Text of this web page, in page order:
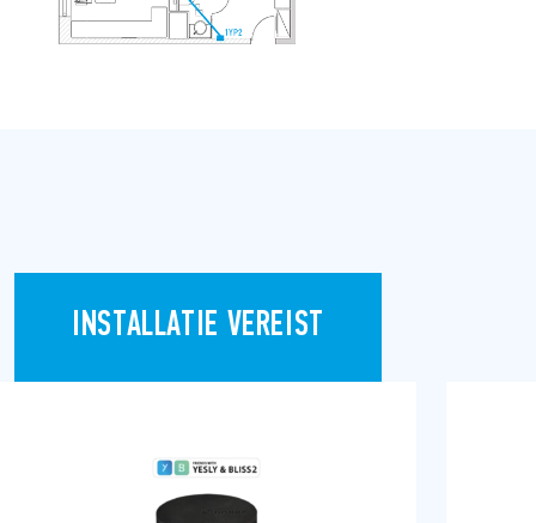
INSTALLATIE VEREIST